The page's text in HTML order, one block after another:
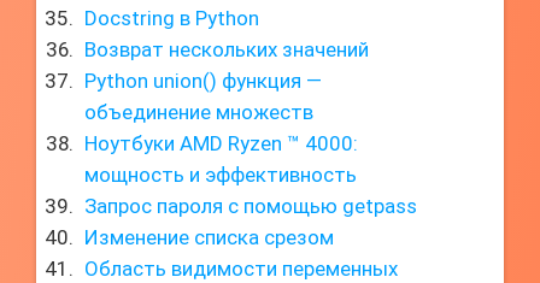
Docstring в Python
Возврат нескольких значений
Python union() функция —
объединение множеств
Ноутбуки AMD Ryzen ™ 4000:
мощность и эффективность
Запрос пароля с помощью getpass
Изменение списка срезом
Область видимости переменных